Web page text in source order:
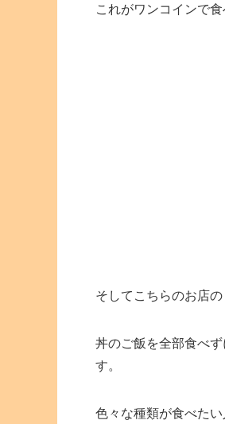
これがワンコインで
そしてこちらのお店
丼のご飯を全部食べ
す。
色々な種類が食べた